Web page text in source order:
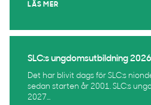
LÄS MER
SLC:s ungdomsutbildning
Det har blivit dags för SLC:s
sedan starten år 2001. SLC:s
2027...